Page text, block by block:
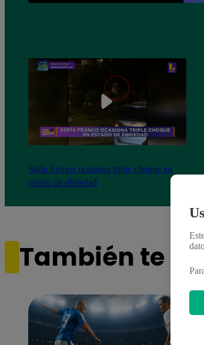
Sofía Franco ocasiona triple choque en
estado de ebriedad
También te